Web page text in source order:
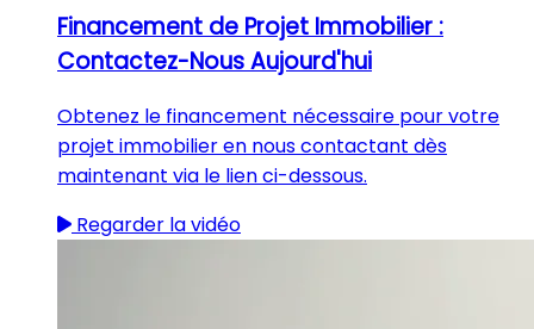
Financement de Projet Immobilier :
Contactez-Nous Aujourd'hui
Obtenez le financement nécessaire pour votre
projet immobilier en nous contactant dès
maintenant via le lien ci-dessous.
Regarder la vidéo